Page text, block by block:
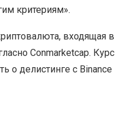
критериям».
входящая в
Conmarketcap. Курс
о делистинге с Binance